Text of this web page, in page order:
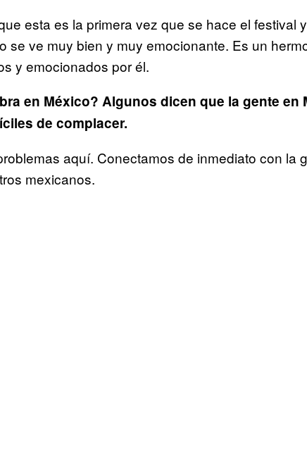
esta es la primera vez que se hace el festival
se ve muy bien y muy emocionante. Es un
y emocionados por él.
en México? Algunos dicen que la gente en
de complacer.
aquí. Conectamos de inmediato con la
mexicanos.